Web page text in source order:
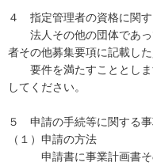
４ 指定管理者の資格に関
法人その他の団体であっ
者その他募集要項に記載し
要件を満たすこととしま
してください。
５ 申請の手続等に関する
（１）申請の方法
申請書に事業計画書その